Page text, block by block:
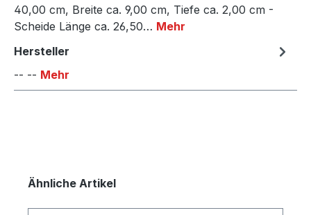
40,00 cm, Breite ca. 9,00 cm, Tiefe ca. 2,00 cm -
Scheide Länge ca. 26,50… Mehr
Hersteller
-- -- Mehr
Produktgalerie überspringen
Ähnliche Artikel